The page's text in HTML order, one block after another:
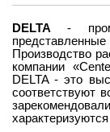
DELTA -
Производство
компании
DELTA - это
соответствуют